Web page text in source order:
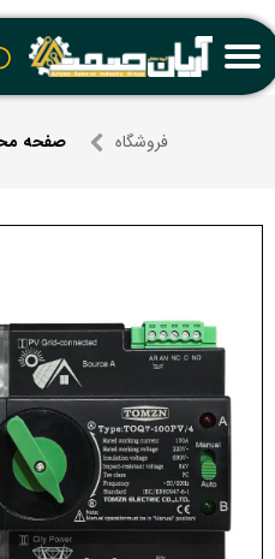
حساب کاربری من
خروج از حساب کاربری
فروشگاه صفحه